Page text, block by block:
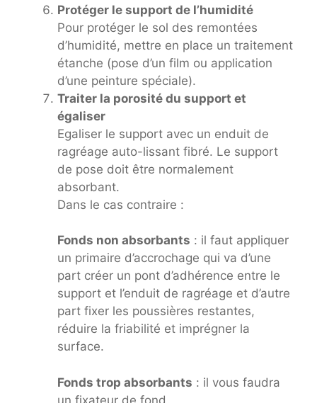
Protéger le support de l’humidité
Pour protéger le sol des remontées
d’humidité, mettre en place un traitement
étanche (pose d’un film ou application
d’une peinture spéciale).
Traiter la porosité du support et
égaliser
Egaliser le support avec un enduit de
ragréage auto-lissant fibré. Le support
de pose doit être normalement
absorbant.
Dans le cas contraire :
Fonds non absorbants : il faut appliquer
un primaire d’accrochage qui va d’une
part créer un pont d’adhérence entre le
support et l’enduit de ragréage et d’autre
part fixer les poussières restantes,
réduire la friabilité et imprégner la
surface.
Fonds trop absorbants : il vous faudra
un fixateur de fond.